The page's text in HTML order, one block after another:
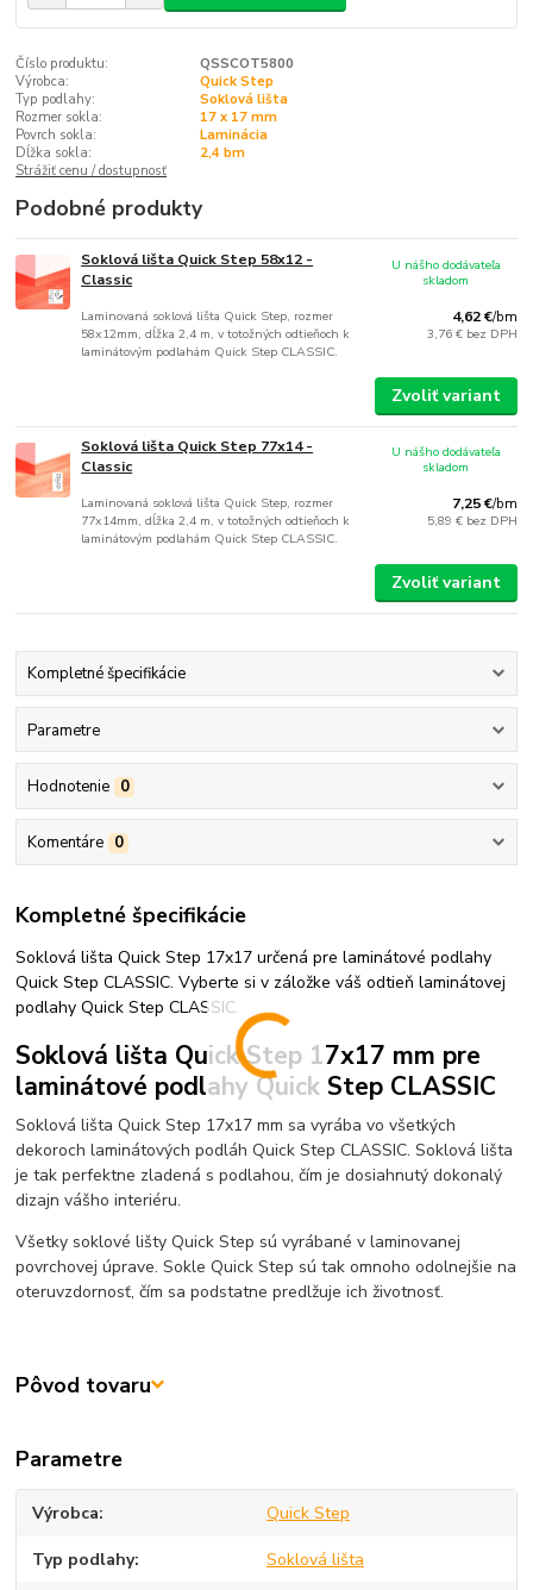
Číslo produktu:
QSSCOT5800
Výrobca:
Quick Step
Typ podlahy:
Soklová lišta
Rozmer sokla:
17 x 17 mm
Povrch sokla:
Laminácia
Dĺžka sokla:
2,4 bm
Strážiť cenu / dostupnosť
Podobné produkty
Soklová lišta Quick Step 58x12 -
Classic
Laminovaná soklová lišta Quick Step, rozmer
58x12mm, dĺžka 2,4 m, v totožných odtieňoch k
laminátovým podlahám Quick Step CLASSIC.
4,62 €/bm
3,76 € bez DPH
U nášho dodávateľa
skladom
Zvoliť variant
Soklová lišta Quick Step 77x14 -
Classic
Laminovaná soklová lišta Quick Step, rozmer
77x14mm, dĺžka 2,4 m, v totožných odtieňoch k
laminátovým podlahám Quick Step CLASSIC.
7,25 €/bm
5,89 € bez DPH
U nášho dodávateľa
skladom
Zvoliť variant
Kompletné špecifikácie
Parametre
Hodnotenie 0
Komentáre 0
Kompletné špecifikácie
Soklová lišta Quick Step 17x17 určená pre laminátové podlahy
Quick Step CLASSIC. Vyberte si v záložke váš odtieň laminátovej
podlahy Quick Step CLASSIC.
Soklová lišta Quick Step 17x17 mm pre
laminátové podlahy Quick Step CLASSIC
Soklová lišta Quick Step 17x17 mm sa vyrába vo všetkých
dekoroch laminátových podláh Quick Step CLASSIC. Soklová lišta
je tak perfektne zladená s podlahou, čím je dosiahnutý dokonalý
dizajn vášho interiéru.
Všetky soklové lišty Quick Step sú vyrábané v laminovanej
povrchovej úprave. Sokle Quick Step sú tak omnoho odolnejšie na
oteruvzdornosť, čím sa podstatne predlžuje ich životnosť.
Pôvod tovaru
Parametre
Výrobca Quick Step
Typ podlahy Soklová lišta